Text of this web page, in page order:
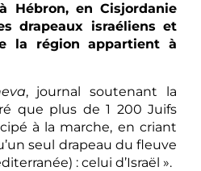
Hébron, en Cisjordanie
drapeaux israéliens et
la région appartient à
, journal soutenant la
que plus de 1 200 Juifs
à la marche, en criant
seul drapeau du fleuve
: celui d’Israël ».